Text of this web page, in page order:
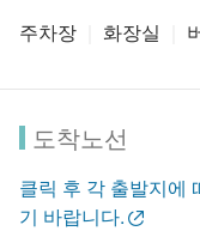
주차장 화장실
도착노선
클릭 후 각 출발지에
기 바랍니다.